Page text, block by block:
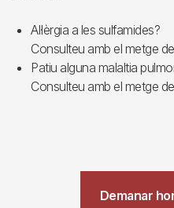
Al·lèrgia a les sulfamides?
Consulteu amb el metge
Patiu alguna malaltia
Consulteu amb el metge
Demanar